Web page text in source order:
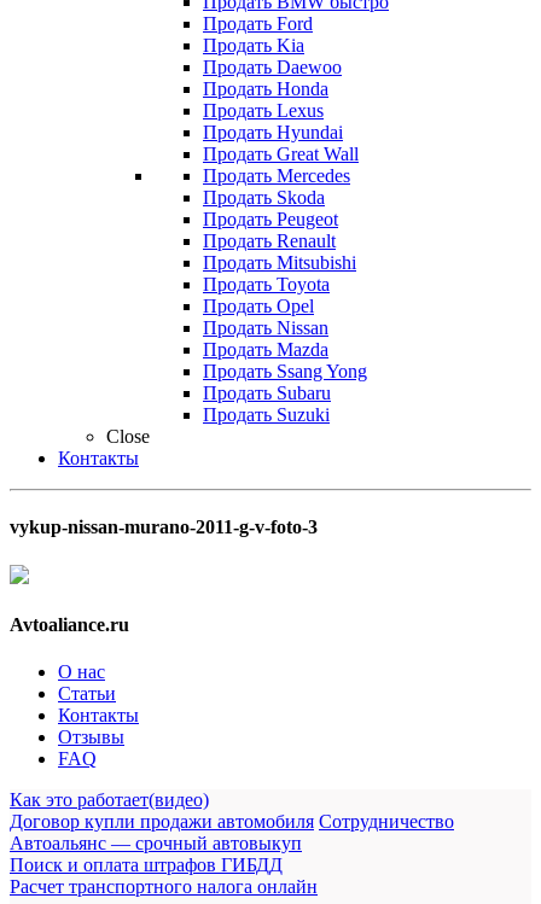
Продать Ford
Продать Kia
Продать Daewoo
Продать Honda
Продать Lexus
Продать Hyundai
Продать Great Wall
Продать Mercedes
Продать Skoda
Продать Peugeot
Продать Renault
Продать Mitsubishi
Продать Toyota
Продать Opel
Продать Nissan
Продать Mazda
Продать Ssang Yong
Продать Subaru
Продать Suzuki
Close
Контакты
vykup-nissan-murano-2011-g-v-foto-3
Avtoaliance.ru
О нас
Статьи
Контакты
Отзывы
FAQ
Как это работает(видео)
Договор купли продажи автомобиля Сотрудничество
Автоальянс — срочный автовыкуп
Поиск и оплата штрафов ГИБДД
Расчет транспортного налога онлайн